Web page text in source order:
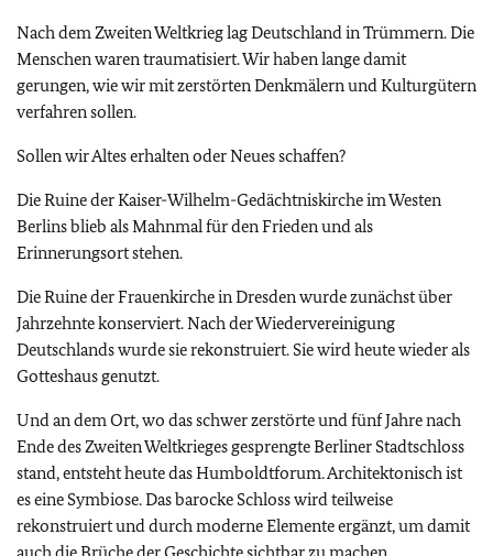
Nach dem Zweiten Weltkrieg lag Deutschland in Trümmern. Die
Menschen waren traumatisiert. Wir haben lange damit
gerungen, wie wir mit zerstörten Denkmälern und Kulturgütern
verfahren sollen.
Sollen wir Altes erhalten oder Neues schaffen?
Die Ruine der Kaiser-Wilhelm-Gedächtniskirche im Westen
Berlins blieb als Mahnmal für den Frieden und als
Erinnerungsort stehen.
Die Ruine der Frauenkirche in Dresden wurde zunächst über
Jahrzehnte konserviert. Nach der Wiedervereinigung
Deutschlands wurde sie rekonstruiert. Sie wird heute wieder als
Gotteshaus genutzt.
Und an dem Ort, wo das schwer zerstörte und fünf Jahre nach
Ende des Zweiten Weltkrieges gesprengte Berliner Stadtschloss
stand, entsteht heute das Humboldtforum. Architektonisch ist
es eine Symbiose. Das barocke Schloss wird teilweise
rekonstruiert und durch moderne Elemente ergänzt, um damit